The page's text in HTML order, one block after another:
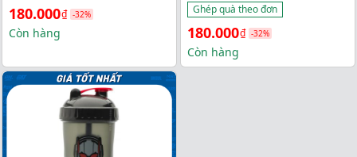
Giá
gốc
265.000₫.
180.000₫
Giá
hiện
là:
180.000₫.
-32%
Còn hàng
Ghép quà theo đơn
Giá
gốc
180.000₫
Giá
hiện
-32%
Còn hàng